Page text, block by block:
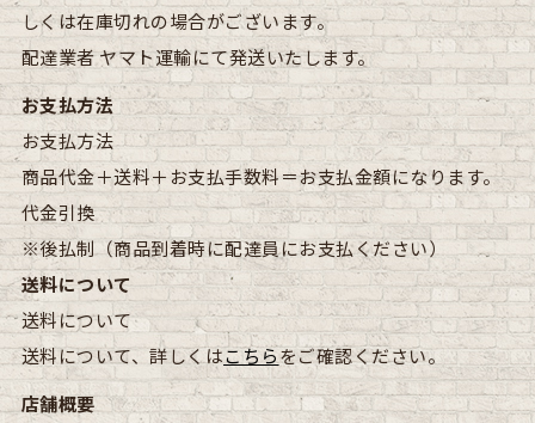
しくは在庫切れの場合がございます。
配達業者 ヤマト運輸にて発送いたします。
お支払方法
お支払方法
商品代金＋送料＋お支払手数料＝お支払金額になります。
代金引換
※後払制（商品到着時に配達員にお支払ください）
送料について
送料について
送料について、詳しくはこちらをご確認ください。
店舗概要